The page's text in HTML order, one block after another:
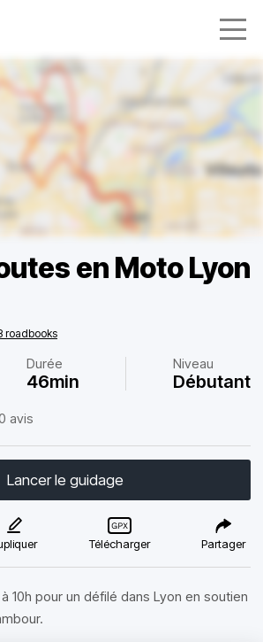
en Moto Lyon
roadbooks
Durée
46min
Niveau
Débutant
avis
Lancer le guidage
Télécharger Partager
10h pour un défilé dans Lyon en soutien